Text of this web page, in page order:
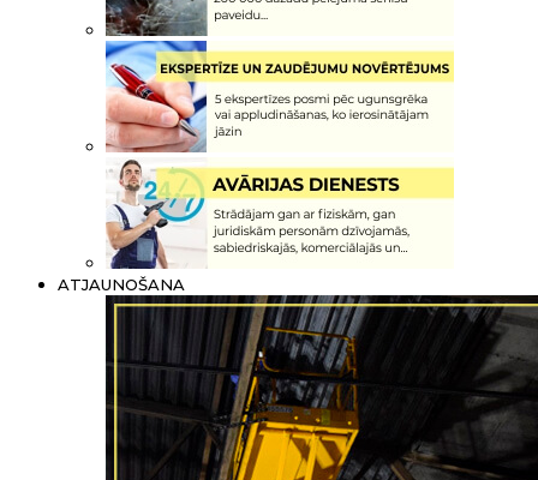
ATJAUNOŠANA